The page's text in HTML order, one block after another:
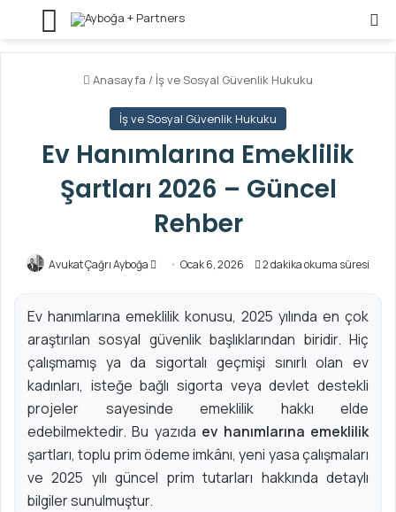
Menü
Anasayfa / İş ve Sosyal Güvenlik Hukuku
İş ve Sosyal Güvenlik Hukuku
Ev Hanımlarına Emeklilik
Şartları 2026 – Güncel
Rehber
Avukat Çağrı Ayboğa
-
p
o
s
t
a
g
Ocak 6, 2026 2 dakika okuma süresi
Ev hanımlarına emeklilik konusu, 2025 yılında en çok
araştırılan sosyal güvenlik başlıklarından biridir. Hiç
çalışmamış ya da sigortalı geçmişi sınırlı olan ev
kadınları, isteğe bağlı sigorta veya devlet destekli
projeler sayesinde emeklilik hakkı elde
edebilmektedir. Bu yazıda ev hanımlarına emeklilik
şartları, toplu prim ödeme imkânı, yeni yasa çalışmaları
ve 2025 yılı güncel prim tutarları hakkında detaylı
bilgiler sunulmuştur.